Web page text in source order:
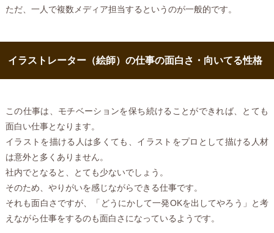
ただ、一人で複数メディア担当するというのが一般的です。
イラストレーター（絵師）の仕事の面白さ・向いてる性格
この仕事は、モチベーションを保ち続けることができれば、とても
面白い仕事となります。
イラストを描ける人は多くても、イラストをプロとして描ける人材
は意外と多くありません。
社内でとなると、とても少ないでしょう。
そのため、やりがいを感じながらできる仕事です。
それも面白さですが、「どうにかして一発OKを出してやろう」と考
えながら仕事をするのも面白さになっているようです。